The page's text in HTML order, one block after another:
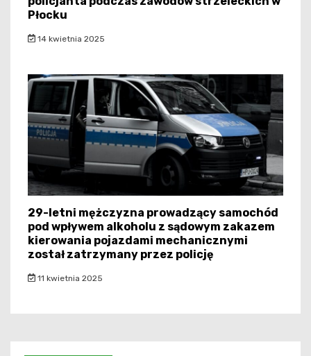
Płocku
14 kwietnia 2025
29-letni mężczyzna prowadzący samochód
pod wpływem alkoholu z sądowym zakazem
kierowania pojazdami mechanicznymi
został zatrzymany przez policję
11 kwietnia 2025